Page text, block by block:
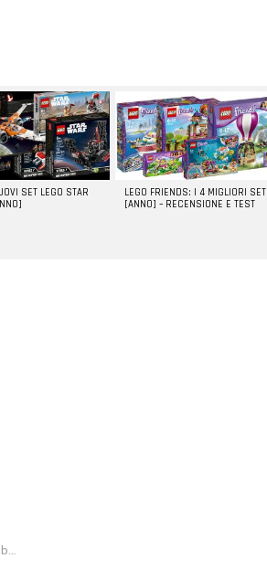
SET LEGO STAR
LEGO FRIENDS: I 4 MIGLIORI SET
[ANNO] – RECENSIONE E TEST